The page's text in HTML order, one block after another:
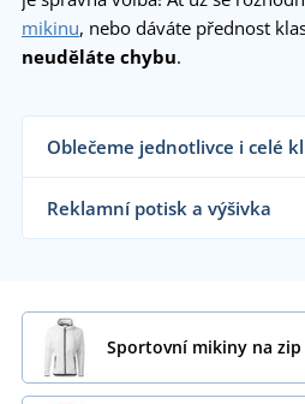
mikinu, nebo dáváte přednost
neuděláte chybu.
Oblečeme jednotlivce i celé
Dodáváme sportovní
klubům a organizacím i
od 1 kusu.
Chci vědět více
Reklamní potisk a výšivka
Sportovní mikiny na zip